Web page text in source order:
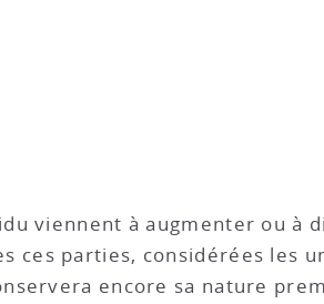
viennent à augmenter ou à
parties, considérées les
encore sa nature